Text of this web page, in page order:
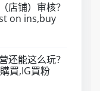
店铺）审核？
on ins,buy
还能这么玩？
買,IG買粉